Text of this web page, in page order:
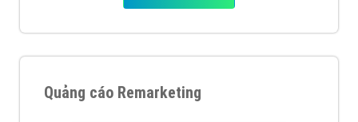
Quảng cáo Remarketing